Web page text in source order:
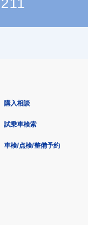
購入相談
試乗車検索
車検/点検/整備予約